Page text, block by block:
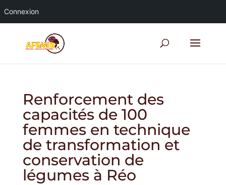
Connexion
Renforcement des
capacités de 100
femmes en technique
de transformation et
conservation de
légumes à Réo